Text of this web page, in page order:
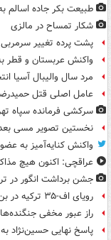
طبیعت بکر جاده اسالم
شکار تمساح در مالزی
پشت پرده تغییر سرمربی
واکنش عربستان و قطر
مرد سال والیبال آسیا
عامل اصلی قتل
سرکشی فرمانده سپاه
نخستین تصویر مسی
واکنش کنایه‌آمیز به
عراقچی: اکنون هیچ
جشن برداشت انگور در
رویای اف-۳۵ ترکیه در بن‌بست
راز عبور مخفی
پاسخ نهایی حسین‌نژاد